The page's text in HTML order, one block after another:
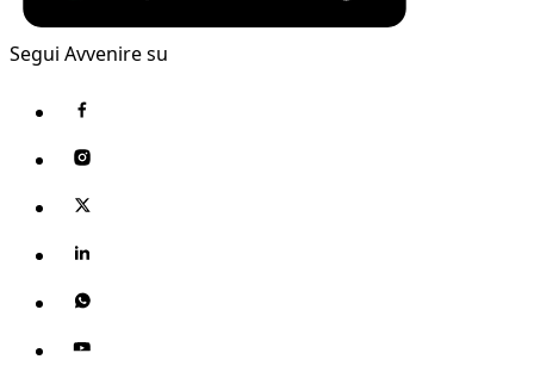
Segui Avvenire su